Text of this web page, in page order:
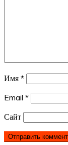
Имя *
Email *
Сайт